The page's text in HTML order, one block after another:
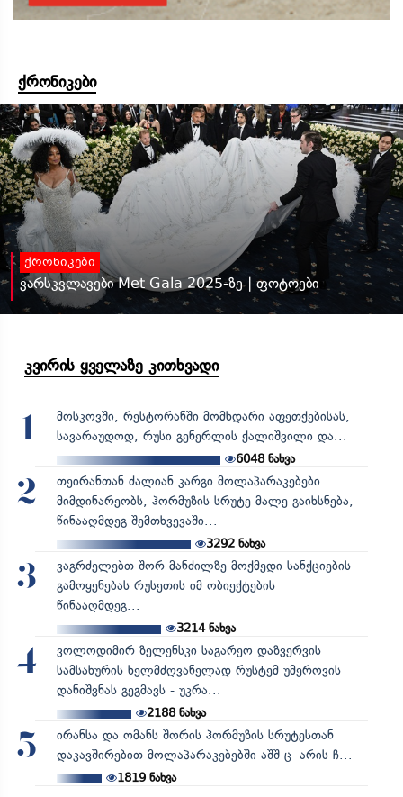
ქრონიკები
ქრონიკები
ვარსკვლავები Met Gala 2025-ზე | ფოტოები
კვირის ყველაზე კითხვადი
1
მოსკოვში, რესტორანში მომხდარი აფეთქებისას,
სავარაუდოდ, რუსი გენერლის ქალიშვილი და...
6048 ნახვა
2
თეირანთან ძალიან კარგი მოლაპარაკებები
მიმდინარეობს, ჰორმუზის სრუტე მალე გაიხსნება,
წინააღმდეგ შემთხვევაში...
3292ნახვა
3
ვაგრძელებთ შორ მანძილზე მოქმედი სანქციების
გამოყენებას რუსეთის იმ ობიექტების
წინააღმდეგ...
3214ნახვა
4
ვოლოდიმირ ზელენსკი საგარეო დაზვერვის
სამსახურის ხელმძღვანელად რუსტემ უმეროვის
დანიშვნას გეგმავს - უკრა...
2188ნახვა
5
ირანსა და ომანს შორის ჰორმუზის სრუტესთან
დაკავშირებით მოლაპარაკებებში აშშ-ც არის ჩ...
1819ნახვა